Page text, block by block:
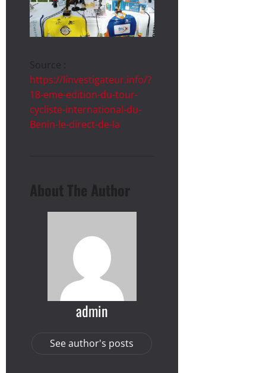
Source :
https://linvestigateur.info/?
18-eme-edition-du-tour-
cycliste-international-du-
Benin-le-direct-de-la
About The Author
admin
See author's posts